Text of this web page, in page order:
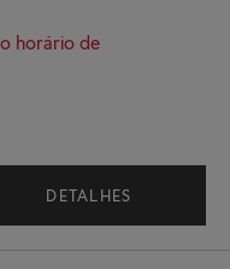
horário de
DETALHES